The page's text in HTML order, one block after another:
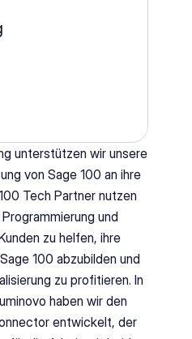
unterstützen wir unsere
von Sage 100 an ihre
Tech Partner nutzen
und
zu helfen, ihre
100 abzubilden und
zu profitieren. In
haben wir den
entwickelt, der